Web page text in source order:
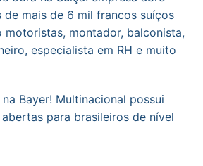
de mais de 6 mil francos suíços
motoristas, montador, balconista,
especialista em RH e muito
Bayer! Multinacional possui
para brasileiros de nível